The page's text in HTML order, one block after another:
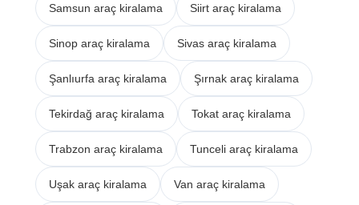
Samsun araç kiralama Siirt araç kiralama
Sinop araç kiralama Sivas araç kiralama
Şanlıurfa araç kiralama Şırnak araç kiralama
Tekirdağ araç kiralama Tokat araç kiralama
Trabzon araç kiralama Tunceli araç kiralama
Uşak araç kiralama Van araç kiralama